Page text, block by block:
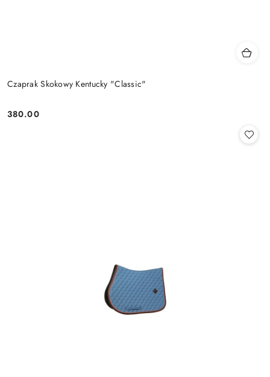
Czaprak Skokowy Kentucky "Classic"
Cena:
380.00